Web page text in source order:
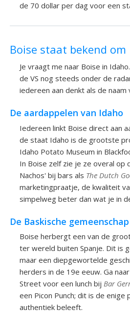
de 70 dollar per dag voor een
Boise staat bekend om
Je vraagt me naar Boise in
de VS nog steeds onder de
iedereen aan denkt als de naam
De aardappelen van Idaho
Iedereen linkt Boise direct aan
de staat Idaho is de grootste
Idaho Potato Museum in
In Boise zelf zie je ze overal op
Nachos' bij bars als The Dutch
marketingpraatje, de kwaliteit
simpelweg beter dan wat je in
De Baskische gemeenschap
Boise herbergt een van de
ter wereld buiten Spanje. Dit is
maar een diepgewortelde
herders in de 19e eeuw. Ga
Street voor een lunch bij Bar
een Picon Punch; dit is de enige
authentiek beleeft.